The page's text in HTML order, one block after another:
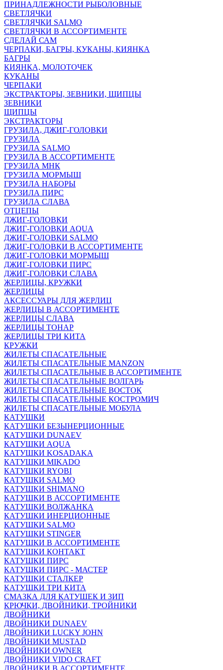
ПРИНАДЛЕЖНОСТИ РЫБОЛОВНЫЕ
СВЕТЛЯЧКИ
СВЕТЛЯЧКИ SALMO
СВЕТЛЯЧКИ В АССОРТИМЕНТЕ
СДЕЛАЙ САМ
ЧЕРПАКИ, БАГРЫ, КУКАНЫ, КИЯНКА
БАГРЫ
КИЯНКА, МОЛОТОЧЕК
КУКАНЫ
ЧЕРПАКИ
ЭКСТРАКТОРЫ, ЗЕВНИКИ, ЩИПЦЫ
ЗЕВНИКИ
ЩИПЦЫ
ЭКСТРАКТОРЫ
ГРУЗИЛА, ДЖИГ-ГОЛОВКИ
ГРУЗИЛА
ГРУЗИЛА SALMO
ГРУЗИЛА В АССОРТИМЕНТЕ
ГРУЗИЛА МНК
ГРУЗИЛА МОРМЫШ
ГРУЗИЛА НАБОРЫ
ГРУЗИЛА ПИРС
ГРУЗИЛА СЛАВА
ОТЦЕПЫ
ДЖИГ-ГОЛОВКИ
ДЖИГ-ГОЛОВКИ AQUA
ДЖИГ-ГОЛОВКИ SALMO
ДЖИГ-ГОЛОВКИ В АССОРТИМЕНТЕ
ДЖИГ-ГОЛОВКИ МОРМЫШ
ДЖИГ-ГОЛОВКИ ПИРС
ДЖИГ-ГОЛОВКИ СЛАВА
ЖЕРЛИЦЫ, КРУЖКИ
ЖЕРЛИЦЫ
АКСЕССУАРЫ ДЛЯ ЖЕРЛИЦ
ЖЕРЛИЦЫ В АССОРТИМЕНТЕ
ЖЕРЛИЦЫ СЛАВА
ЖЕРЛИЦЫ ТОНАР
ЖЕРЛИЦЫ ТРИ КИТА
КРУЖКИ
ЖИЛЕТЫ СПАСАТЕЛЬНЫЕ
ЖИЛЕТЫ СПАСАТЕЛЬНЫЕ MANZON
ЖИЛЕТЫ СПАСАТЕЛЬНЫЕ В АССОРТИМЕНТЕ
ЖИЛЕТЫ СПАСАТЕЛЬНЫЕ ВОЛГАРЬ
ЖИЛЕТЫ СПАСАТЕЛЬНЫЕ ВОСТОК
ЖИЛЕТЫ СПАСАТЕЛЬНЫЕ КОСТРОМИЧ
ЖИЛЕТЫ СПАСАТЕЛЬНЫЕ МОБУЛА
КАТУШКИ
КАТУШКИ БЕЗЫНЕРЦИОННЫЕ
КАТУШКИ DUNAEV
КАТУШКИ AQUA
КАТУШКИ KOSADAKA
КАТУШКИ MIKADO
КАТУШКИ RYOBI
КАТУШКИ SALMO
КАТУШКИ SHIMANO
КАТУШКИ В АССОРТИМЕНТЕ
КАТУШКИ ВОЛЖАНКА
КАТУШКИ ИНЕРЦИОННЫЕ
КАТУШКИ SALMO
КАТУШКИ STINGER
КАТУШКИ В АССОРТИМЕНТЕ
КАТУШКИ КОНТАКТ
КАТУШКИ ПИРС
КАТУШКИ ПИРС - МАСТЕР
КАТУШКИ СТАЛКЕР
КАТУШКИ ТРИ КИТА
СМАЗКА ДЛЯ КАТУШЕК И ЗИП
КРЮЧКИ, ДВОЙНИКИ, ТРОЙНИКИ
ДВОЙНИКИ
ДВОЙНИКИ DUNAEV
ДВОЙНИКИ LUCKY JOHN
ДВОЙНИКИ MUSTAD
ДВОЙНИКИ OWNER
ДВОЙНИКИ VIDO CRAFT
ДВОЙНИКИ В АССОРТИМЕНТЕ